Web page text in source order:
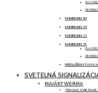
KOMBISIGN 50
KOMBISIGN 70
KOMBISIGN 71
KOMBISIGN 72
PRÍSLUŠENSTVO K
SVETELNÁ
MAJÁKY WERMA
TRVALO SVIETIACE